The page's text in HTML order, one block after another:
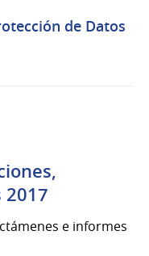
de Datos
e informes